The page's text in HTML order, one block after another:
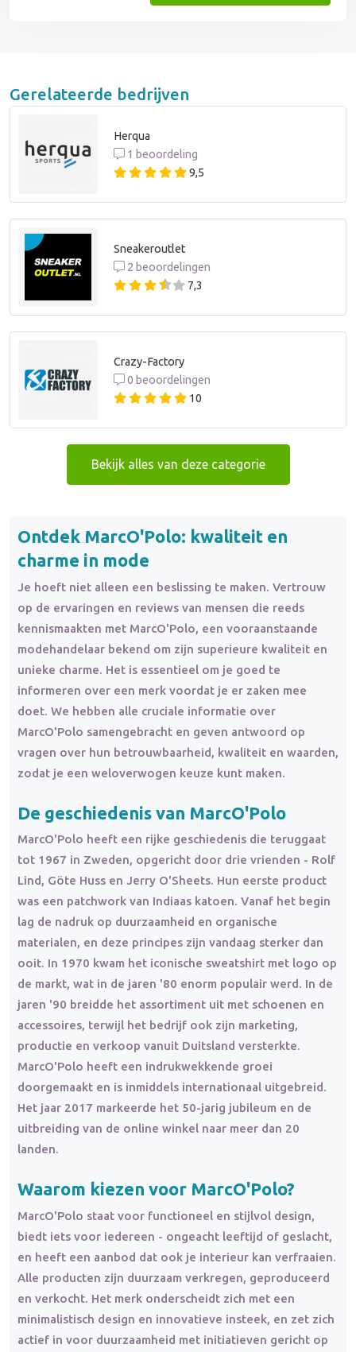
Gerelateerde bedrijven
Herqua
1 beoordeling
9,5
Sneakeroutlet
2 beoordelingen
7,3
Crazy-Factory
0 beoordelingen
10
Bekijk alles van deze categorie
Ontdek MarcO'Polo: kwaliteit en
charme in mode
Je hoeft niet alleen een beslissing te maken. Vertrouw
op de ervaringen en reviews van mensen die reeds
kennismaakten met MarcO'Polo, een vooraanstaande
modehandelaar bekend om zijn superieure kwaliteit en
unieke charme. Het is essentieel om je goed te
informeren over een merk voordat je er zaken mee
doet. We hebben alle cruciale informatie over
MarcO'Polo samengebracht en geven antwoord op
vragen over hun betrouwbaarheid, kwaliteit en waarden,
zodat je een weloverwogen keuze kunt maken.
De geschiedenis van MarcO'Polo
MarcO'Polo heeft een rijke geschiedenis die teruggaat
tot 1967 in Zweden, opgericht door drie vrienden - Rolf
Lind, Göte Huss en Jerry O'Sheets. Hun eerste product
was een patchwork van Indiaas katoen. Vanaf het begin
lag de nadruk op duurzaamheid en organische
materialen, en deze principes zijn vandaag sterker dan
ooit. In 1970 kwam het iconische sweatshirt met logo op
de markt, wat in de jaren '80 enorm populair werd. In de
jaren '90 breidde het assortiment uit met schoenen en
accessoires, terwijl het bedrijf ook zijn marketing,
productie en verkoop vanuit Duitsland versterkte.
MarcO'Polo heeft een indrukwekkende groei
doorgemaakt en is inmiddels internationaal uitgebreid.
Het jaar 2017 markeerde het 50-jarig jubileum en de
uitbreiding van de online winkel naar meer dan 20
landen.
Waarom kiezen voor MarcO'Polo?
MarcO'Polo staat voor functioneel en stijlvol design,
biedt iets voor iedereen - ongeacht leeftijd of geslacht,
en heeft een aanbod dat ook je interieur kan verfraaien.
Alle producten zijn duurzaam verkregen, geproduceerd
en verkocht. Het merk onderscheidt zich met een
minimalistisch design en innovatieve insteek, en zet zich
actief in voor duurzaamheid met initiatieven gericht op